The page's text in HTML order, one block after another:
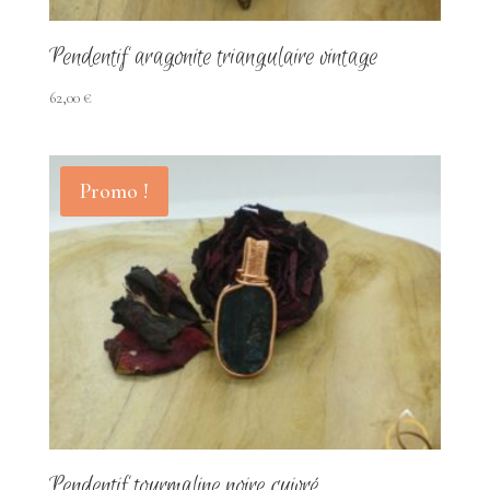
Pendentif aragonite triangulaire vintage
62,00€
Promo !